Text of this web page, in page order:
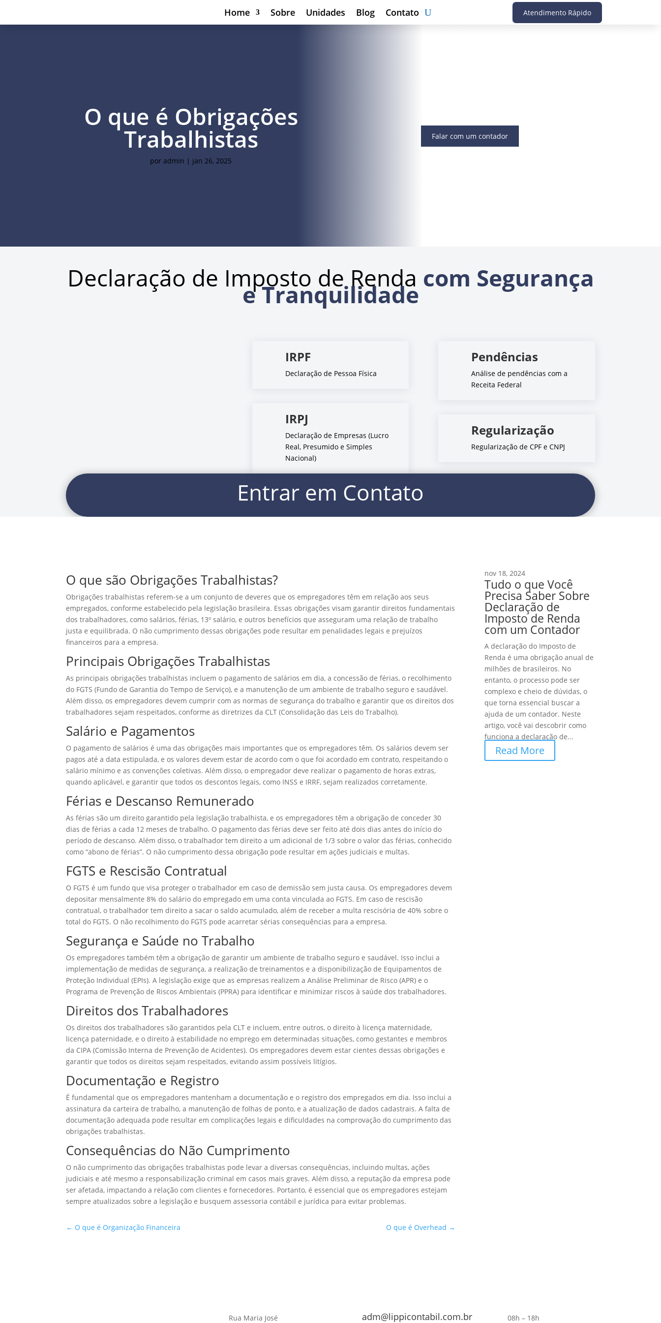
Home Sobre Unidades Blog Contato Atendimento Rápido
O que é Obrigações
Trabalhistas
poradmin | jan 26, 2025
Falar com um contador
Declaração de Imposto de Renda com Segurança
e Tranquilidade
IRPF
Declaração de Pessoa Física
IRPJ
Declaração de Empresas (Lucro
Real, Presumido e Simples
Nacional)
Pendências
Análise de pendências com a
Receita Federal
Regularização
Regularização de CPF e CNPJ
Entrar em Contato
O que são Obrigações Trabalhistas?
Obrigações trabalhistas referem-se a um conjunto de deveres que os empregadores têm em relação aos seus
empregados, conforme estabelecido pela legislação brasileira. Essas obrigações visam garantir direitos fundamentais
dos trabalhadores, como salários, férias, 13º salário, e outros benefícios que asseguram uma relação de trabalho
justa e equilibrada. O não cumprimento dessas obrigações pode resultar em penalidades legais e prejuízos
financeiros para a empresa.
Principais Obrigações Trabalhistas
As principais obrigações trabalhistas incluem o pagamento de salários em dia, a concessão de férias, o recolhimento
do FGTS (Fundo de Garantia do Tempo de Serviço), e a manutenção de um ambiente de trabalho seguro e saudável.
Além disso, os empregadores devem cumprir com as normas de segurança do trabalho e garantir que os direitos dos
trabalhadores sejam respeitados, conforme as diretrizes da CLT (Consolidação das Leis do Trabalho).
Salário e Pagamentos
O pagamento de salários é uma das obrigações mais importantes que os empregadores têm. Os salários devem ser
pagos até a data estipulada, e os valores devem estar de acordo com o que foi acordado em contrato, respeitando o
salário mínimo e as convenções coletivas. Além disso, o empregador deve realizar o pagamento de horas extras,
quando aplicável, e garantir que todos os descontos legais, como INSS e IRRF, sejam realizados corretamente.
Férias e Descanso Remunerado
As férias são um direito garantido pela legislação trabalhista, e os empregadores têm a obrigação de conceder 30
dias de férias a cada 12 meses de trabalho. O pagamento das férias deve ser feito até dois dias antes do início do
período de descanso. Além disso, o trabalhador tem direito a um adicional de 1/3 sobre o valor das férias, conhecido
como “abono de férias”. O não cumprimento dessa obrigação pode resultar em ações judiciais e multas.
FGTS e Rescisão Contratual
O FGTS é um fundo que visa proteger o trabalhador em caso de demissão sem justa causa. Os empregadores devem
depositar mensalmente 8% do salário do empregado em uma conta vinculada ao FGTS. Em caso de rescisão
contratual, o trabalhador tem direito a sacar o saldo acumulado, além de receber a multa rescisória de 40% sobre o
total do FGTS. O não recolhimento do FGTS pode acarretar sérias consequências para a empresa.
Segurança e Saúde no Trabalho
Os empregadores também têm a obrigação de garantir um ambiente de trabalho seguro e saudável. Isso inclui a
implementação de medidas de segurança, a realização de treinamentos e a disponibilização de Equipamentos de
Proteção Individual (EPIs). A legislação exige que as empresas realizem a Análise Preliminar de Risco (APR) e o
Programa de Prevenção de Riscos Ambientais (PPRA) para identificar e minimizar riscos à saúde dos trabalhadores.
Direitos dos Trabalhadores
Os direitos dos trabalhadores são garantidos pela CLT e incluem, entre outros, o direito à licença maternidade,
licença paternidade, e o direito à estabilidade no emprego em determinadas situações, como gestantes e membros
da CIPA (Comissão Interna de Prevenção de Acidentes). Os empregadores devem estar cientes dessas obrigações e
garantir que todos os direitos sejam respeitados, evitando assim possíveis litígios.
Documentação e Registro
É fundamental que os empregadores mantenham a documentação e o registro dos empregados em dia. Isso inclui a
assinatura da carteira de trabalho, a manutenção de folhas de ponto, e a atualização de dados cadastrais. A falta de
documentação adequada pode resultar em complicações legais e dificuldades na comprovação do cumprimento das
obrigações trabalhistas.
Consequências do Não Cumprimento
O não cumprimento das obrigações trabalhistas pode levar a diversas consequências, incluindo multas, ações
judiciais e até mesmo a responsabilização criminal em casos mais graves. Além disso, a reputação da empresa pode
ser afetada, impactando a relação com clientes e fornecedores. Portanto, é essencial que os empregadores estejam
sempre atualizados sobre a legislação e busquem assessoria contábil e jurídica para evitar problemas.
← O que é Organização Financeira O que é Overhead →
nov 18, 2024
Tudo o que Você
Precisa Saber Sobre
Declaração de
Imposto de Renda
com um Contador
A declaração do Imposto de
Renda é uma obrigação anual de
milhões de brasileiros. No
entanto, o processo pode ser
complexo e cheio de dúvidas, o
que torna essencial buscar a
ajuda de um contador. Neste
artigo, você vai descobrir como
funciona a declaração de...
Read More
Rua Maria José adm@lippicontabil.com.br 08h – 18h